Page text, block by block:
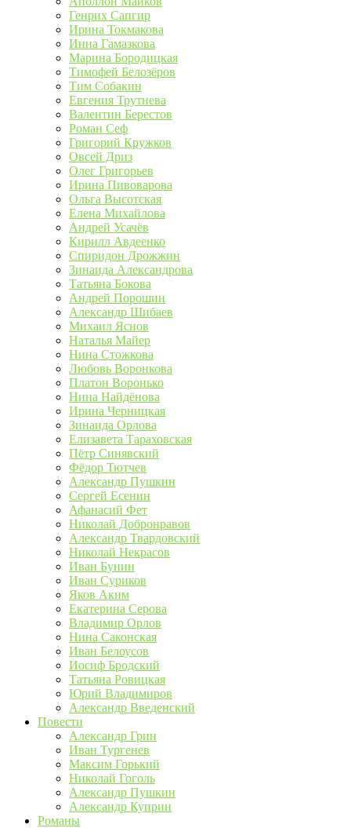
Генрих Сапгир
Ирина Токмакова
Инна Гамазкова
Марина Бородицкая
Тимофей Белозёров
Тим Собакин
Евгения Трутнева
Валентин Берестов
Роман Сеф
Григорий Кружков
Овсей Дриз
Олег Григорьев
Ирина Пивоварова
Ольга Высотская
Елена Михайлова
Андрей Усачёв
Кирилл Авдеенко
Спиридон Дрожжин
Зинаида Александрова
Татьяна Бокова
Андрей Порошин
Александр Шибаев
Михаил Яснов
Наталья Майер
Нина Стожкова
Любовь Воронкова
Платон Воронько
Нина Найдёнова
Ирина Черницкая
Зинаида Орлова
Елизавета Тараховская
Пётр Синявский
Фёдор Тютчев
Александр Пушкин
Сергей Есенин
Афанасий Фет
Николай Добронравов
Александр Твардовский
Николай Некрасов
Иван Бунин
Иван Суриков
Яков Аким
Екатерина Серова
Владимир Орлов
Нина Саконская
Иван Белоусов
Иосиф Бродский
Татьяна Ровицкая
Юрий Владимиров
Александр Введенский
Повести
Александр Грин
Иван Тургенев
Максим Горький
Николай Гоголь
Александр Пушкин
Александр Куприн
Романы